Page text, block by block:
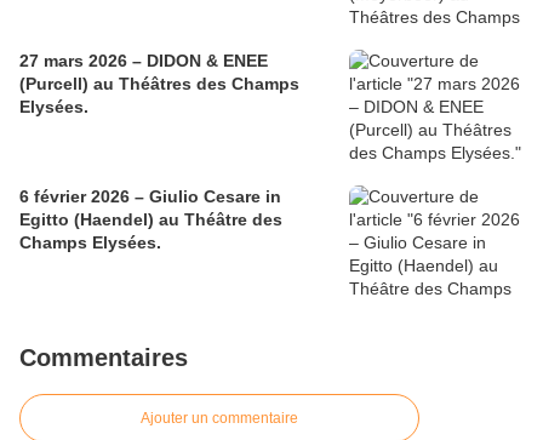
27 mars 2026 – DIDON & ENEE
(Purcell) au Théâtres des Champs
Elysées.
6 février 2026 – Giulio Cesare in
Egitto (Haendel) au Théâtre des
Champs Elysées.
Commentaires
Ajouter un commentaire